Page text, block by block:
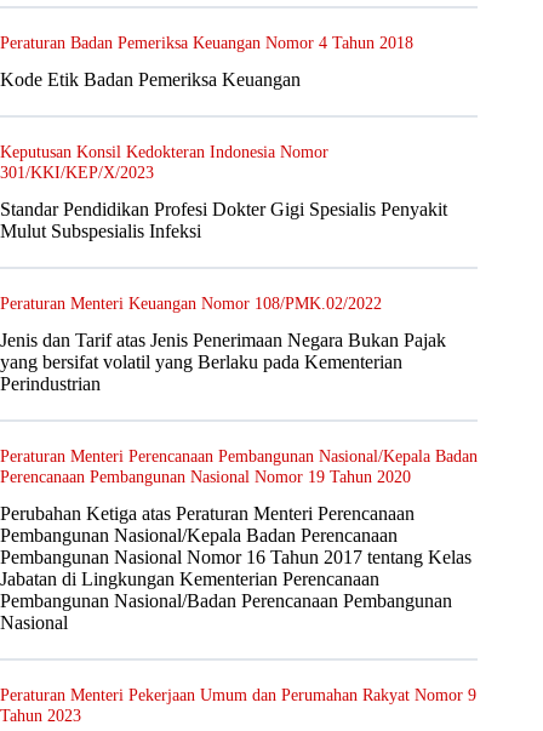
Peraturan Badan Pemeriksa Keuangan Nomor 4 Tahun 2018
Kode Etik Badan Pemeriksa Keuangan
Keputusan Konsil Kedokteran Indonesia Nomor
301/KKI/KEP/X/2023
Standar Pendidikan Profesi Dokter Gigi Spesialis Penyakit
Mulut Subspesialis Infeksi
Peraturan Menteri Keuangan Nomor 108/PMK.02/2022
Jenis dan Tarif atas Jenis Penerimaan Negara Bukan Pajak
yang bersifat volatil yang Berlaku pada Kementerian
Perindustrian
Peraturan Menteri Perencanaan Pembangunan Nasional/Kepala Badan
Perencanaan Pembangunan Nasional Nomor 19 Tahun 2020
Perubahan Ketiga atas Peraturan Menteri Perencanaan
Pembangunan Nasional/Kepala Badan Perencanaan
Pembangunan Nasional Nomor 16 Tahun 2017 tentang Kelas
Jabatan di Lingkungan Kementerian Perencanaan
Pembangunan Nasional/Badan Perencanaan Pembangunan
Nasional
Peraturan Menteri Pekerjaan Umum dan Perumahan Rakyat Nomor 9
Tahun 2023